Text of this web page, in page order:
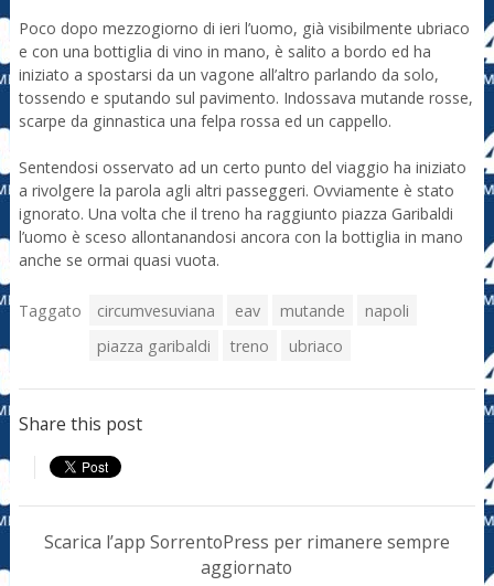
Poco dopo mezzogiorno di ieri l’uomo, già visibilmente ubriaco
e con una bottiglia di vino in mano, è salito a bordo ed ha
iniziato a spostarsi da un vagone all’altro parlando da solo,
tossendo e sputando sul pavimento. Indossava mutande rosse,
scarpe da ginnastica una felpa rossa ed un cappello.
Sentendosi osservato ad un certo punto del viaggio ha iniziato
a rivolgere la parola agli altri passeggeri. Ovviamente è stato
ignorato. Una volta che il treno ha raggiunto piazza Garibaldi
l’uomo è sceso allontanandosi ancora con la bottiglia in mano
anche se ormai quasi vuota.
Taggato circumvesuviana eav mutande
napoli
piazza garibaldi
treno ubriaco
Share this post
Scarica l’app SorrentoPress per rimanere sempre
aggiornato